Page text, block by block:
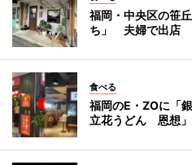
福岡・中央区の笹
ち」 夫婦で出店
食べる
福岡のE・ZOに「
立花うどん 恩想」